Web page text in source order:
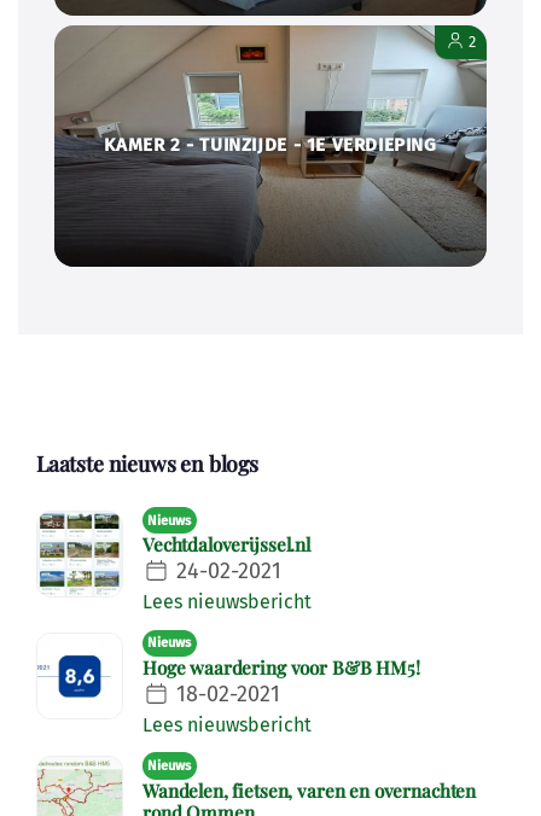
KAMER 2 - TUINZIJDE - 1E VERDIEPING
2
Laatste nieuws en blogs
Nieuws
Vechtdaloverijssel.nl
24-02-2021
Lees nieuwsbericht
Nieuws
Hoge waardering voor B&B HM5!
18-02-2021
Lees nieuwsbericht
Nieuws
Wandelen, fietsen, varen en overnachten
rond Ommen